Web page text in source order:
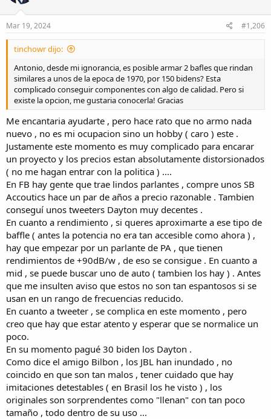
n
s
Mar 19, 2024 #1,206
tinchowr dijo:
Antonio, desde mi ignorancia, es posible armar 2 bafles que rindan
similares a unos de la epoca de 1970, por 150 bidens? Esta
complicado conseguir componentes con algo de calidad. Pero si
existe la opcion, me gustaria conocerla! Gracias
Me encantaria ayudarte , pero hace rato que no armo nada
nuevo , no es mi ocupacion sino un hobby ( caro ) este .
Justamente este momento es muy complicado para encarar
un proyecto y los precios estan absolutamente distorsionados
( no me hagan entrar con la politica ) ....
En FB hay gente que trae lindos parlantes , compre unos SB
Accoutics hace un par de años a precio razonable . Tambien
conseguí unos tweeters Dayton muy decentes .
En cuanto a rendimiento , si queres aproximarte a ese tipo de
baffle ( antes la potencia no era tan accesible como ahora ) ,
hay que empezar por un parlante de PA , que tienen
rendimientos de +90dB/w , de eso se consigue . En cuanto a
mid , se puede buscar uno de auto ( tambien los hay ) . Antes
que me insulten aviso que estos no son tan espantosos si se
usan en un rango de frecuencias reducido.
En cuanto a tweeter , se complica en este momento , pero
creo que hay que estar atento y esperar que se normalice un
poco.
En su momento pagué 30 biden los Dayton .
Como dice el amigo Bilbon , los JBL han inundado , no
coincido en que son tan malos , tener cuidado que hay
imitaciones detestables ( en Brasil los he visto ) , los
originales son sorprendentes como "llenan" con tan poco
tamaño , todo dentro de su uso ...